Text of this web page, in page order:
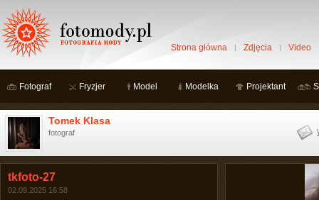
Strona główna Zdjęcia Video
Fotograf Fryzjer Model Modelka Projektant
Tomek Klasa
fotograf
tkfoto-27
02.09.2025 16:58